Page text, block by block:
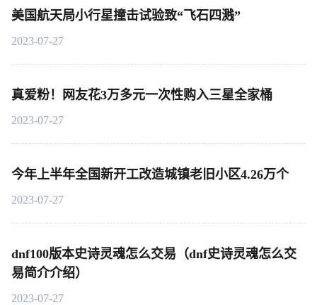
美国航天局小行星撞击试验致“飞石四溅”
2023-07-27
真爱粉！网友花3万多元一次性购入三星全家桶
2023-07-27
今年上半年全国新开工改造城镇老旧小区4.26万个
2023-07-27
dnf100版本史诗灵魂怎么交易（dnf史诗灵魂怎么交
易简介介绍）
2023-07-27